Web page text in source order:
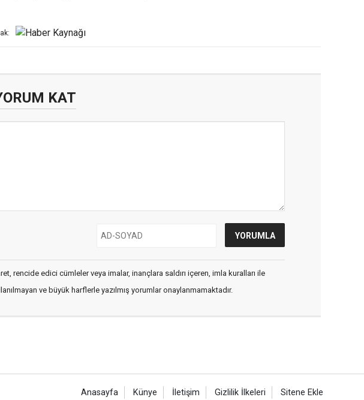
KAT
rencide edici cümleler veya imalar, inançlara saldırı içeren, imla kuralları ile
ve büyük harflerle yazılmış yorumlar onaylanmamaktadır.
Anasayfa Künye İletişim Gizlilik İlkeleri Sitene Ekle